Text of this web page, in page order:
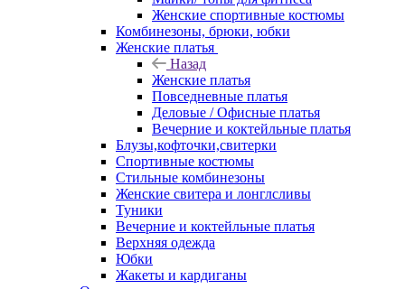
Женские спортивные костюмы
Комбинезоны, брюки, юбки
Женские платья
Назад
Женские платья
Повседневные платья
Деловые / Офисные платья
Вечерние и коктейльные платья
Блузы,кофточки,свитерки
Спортивные костюмы
Стильные комбинезоны
Женские свитера и лонглсливы
Туники
Вечерние и коктейльные платья
Верхняя одежда
Юбки
Жакеты и кардиганы